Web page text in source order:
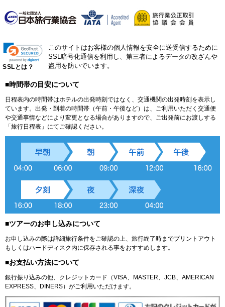
SSLとは？
このサイトはお客様の個人情報を安全に送受信するために
SSL暗号化通信を利用し、第三者によるデータの改ざんや
盗用を防いでいます。
■時間帯の目安について
日程表内の時間帯はホテルの出発時刻ではなく、交通機関の出発時刻を表示し
ています。出発・到着の時間帯（午前・午後など）は、ご利用いただく交通便
や交通事情などにより変更となる場合がありますので、ご出発前にお渡しする
「旅行日程表」にてご確認ください。
■ツアーのお申し込みについて
お申し込みの際は詳細旅行条件をご確認の上、旅行終了時までプリントアウト
もしくはハードディスク内に保存される事をおすすめします。
■お支払い方法について
銀行振り込みの他、クレジットカード（VISA、MASTER、JCB、AMERICAN
EXPRESS、DINERS）がご利用いただけます。